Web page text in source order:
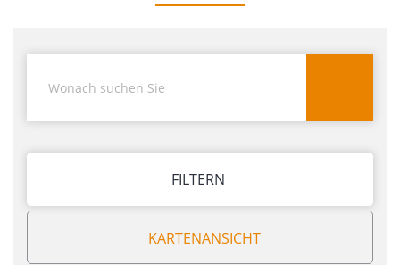
FILTERN
KARTENANSICHT